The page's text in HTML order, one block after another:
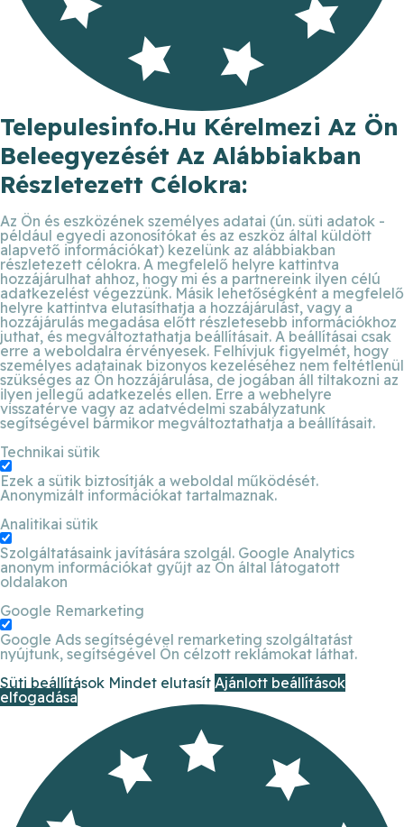
Telepulesinfo.hu Kérelmezi Az Ön
Beleegyezését Az Alábbiakban
Részletezett Célokra:
Az Ön és eszközének személyes adatai (ún. süti adatok -
például egyedi azonosítókat és az eszköz által küldött
alapvető információkat) kezelünk az alábbiakban
részletezett célokra. A megfelelő helyre kattintva
hozzájárulhat ahhoz, hogy mi és a partnereink ilyen célú
adatkezelést végezzünk. Másik lehetőségként a megfelelő
helyre kattintva elutasíthatja a hozzájárulást, vagy a
hozzájárulás megadása előtt részletesebb információkhoz
juthat, és megváltoztathatja beállításait. A beállításai csak
erre a weboldalra érvényesek. Felhívjuk figyelmét, hogy
személyes adatainak bizonyos kezeléséhez nem feltétlenül
szükséges az Ön hozzájárulása, de jogában áll tiltakozni az
ilyen jellegű adatkezelés ellen. Erre a webhelyre
visszatérve vagy az adatvédelmi szabályzatunk
segítségével bármikor megváltoztathatja a beállításait.
Technikai sütik
Ezek a sütik biztosítják a weboldal működését.
Anonymizált információkat tartalmaznak.
Analitikai sütik
Szolgáltatásaink javítására szolgál. Google Analytics
anonym információkat gyűjt az Ön által látogatott
oldalakon
Google Remarketing
Google Ads segítségével remarketing szolgáltatást
nyújtunk, segítségével Ön célzott reklámokat láthat.
Süti beállítások Mindet elutasít Ajánlott beállítások
elfogadása